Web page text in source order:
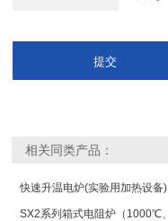
相关同类产品：
快速升温电炉(实验用加热设备)
SX2系列箱式电阻炉（1000℃、